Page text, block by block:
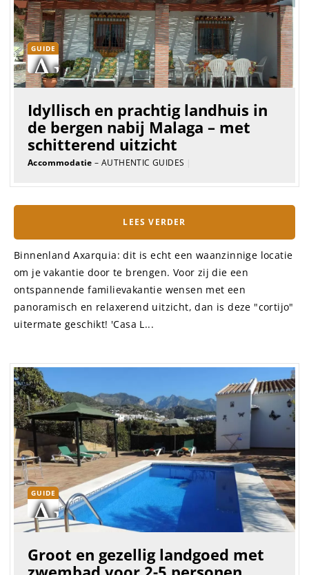
GUIDE
Idyllisch en prachtig landhuis in
de bergen nabij Malaga – met
schitterend uitzicht
Accommodatie – AUTHENTIC GUIDES |
LEES VERDER
Binnenland Axarquia: dit is echt een waanzinnige locatie
om je vakantie door te brengen. Voor zij die een
ontspannende familievakantie wensen met een
panoramisch en relaxerend uitzicht, dan is deze "cortijo"
uitermate geschikt! 'Casa L...
GUIDE
Groot en gezellig landgoed met